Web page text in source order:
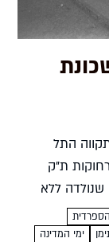
התל
ת"ק
שנולדה ללא
לומר כי...
ימי המדינה